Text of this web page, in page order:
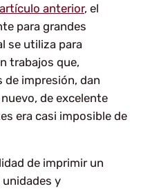
artículo anterior, el
para grandes
se utiliza para
trabajos que,
impresión, dan
de excelente
era casi imposible de
de imprimir un
y